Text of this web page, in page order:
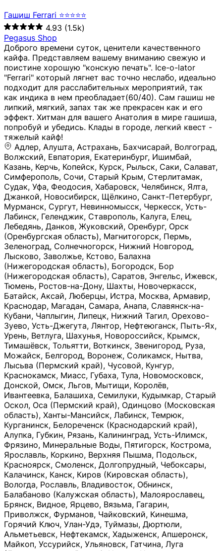
Гашиш Ferrari ⭐⭐⭐⭐⭐
4.93 (1.5k)
Pegasus Shop
Доброго времени суток, ценители качественного
кайфа. Представляем вашему вниманию свежую и
поистине хорошую "конскую печать". Ice-o-lator
"Ferrari" который лягнет вас точно неслабо, идеально
подходит для расслабительных мероприятий, так
как индика в нем преобладает(60/40). Сам гашиш не
липкий, мягкий, запах так же прекрасен как и его
эффект. Хитман для вашего Анатолия в мире гашиша,
попробуй и убедись. Клады в городе, легкий квест -
тяжелый кайф!
Адлер, Алушта, Астрахань, Бахчисарай, Волгоград, Волжский, Евпатория, Екатеринбург, Ишимбай, Казань, Керчь, Копейск, Курск, Рыльск, Саки, Салават, Симферополь, Сочи, Старый Крым, Стерлитамак, Судак, Уфа, Феодосия, Хабаровск, Челябинск, Ялта, Джанкой, Новосибирск, Щёлкино, Санкт-Петербург, Мурманск, Сургут, Невинномысск, Черкесск, Усть-Лабинск, Геленджик, Ставрополь, Калуга, Елец, Лебедянь, Данков, Жуковский, Оренбург, Орск (Оренбургская область), Магнитогорск, Пермь, Зеленоград, Солнечногорск, Нижний Новгород, Лысково, Заволжье, Кстово, Балахна (Нижегородская область), Богородск, Бор (Нижегородская область), Саратов, Энгельс, Ижевск, Тюмень, Ростов-на-Дону, Шахты, Новочеркасск, Батайск, Аксай, Люберцы, Истра, Москва, Армавир, Краснодар, Магадан, Самара, Анапа, Славянск-на-Кубани, Чаплыгин, Липецк, Нижний Тагил, Орехово-Зуево, Усть-Джегута, Лянтор, Нефтеюганск, Пыть-Ях, Урень, Ветлуга, Шахунья, Новороссийск, Крымск, Тимашёвск, Тольятти, Воткинск, Звенигород, Руза, Можайск, Белгород, Воронеж, Соликамск, Нытва, Лысьва (Пермский край), Чусовой, Кунгур, Краснокамск, Миасс, Губаха, Тула, Новомосковск, Донской, Омск, Льгов, Мытищи, Королёв, Ивантеевка, Балашиха, Семилуки, Кудымкар, Старый Оскол, Оса (Пермский край), Одинцово (Московская область), Ханты-Мансийск, Лабинск, Темрюк, Курганинск, Белореченск (Краснодарский край), Алупкa, Губкин, Рязань, Калининград, Усть-Илимск, Фрязино, Минеральные Воды, Пятигорск, Кострома, Ярославль, Коркино, Верхняя Пышма, Подольск, Красноярск, Смоленск, Долгопрудный, Чебоксары, Калачинск, Канск, Киров (Кировская область), Вологда, Рославль, Владивосток, Обнинск, Балабаново (Калужская область), Малоярославец, Брянск, Видное, Ярцево, Вязьма, Гагарин, Приволжск, Фурманов, Чайковский, Кинешма, Горячий Ключ, Улан-Удэ, Туймазы, Дюртюли, Альметьевск, Нефтекамск, Хадыженск, Апшеронск, Майкоп, Уссурийск, Ульяновск, Гатчина, Луга (Ленинградская область), Надым, Ногинск, Электросталь, Железнодорожный (Московская область), Бутурлиновка, Кириллов, Краснознаменск (Калиниградская область), Мышкин, Томмот, Холм, Абакан, Абдулино, Агидель, Агрыз, Адыгейск, Азнакаево, Алатырь, Алдан, Алейск, Александров, Александровск, Алексеевка (Белгородская обл.), Алексин, Амурск, Анадырь, Ангарск, Андреаполь, Анжеро-Судженск, Анива, Апатиты, Арамиль, Ардон, Арзамас, Аркадак, Арсеньев, Артём, Артёмовский, Архангельск, Асбест, Асино, Аткарск, Ахтубинск, Аша, Бабаево (Вологодская область), Бавлы (Республика Татарстан), Байкальск, Бакал, Баксан, Балаклава, Балаково (Саратовская область), Балашов (Саратовская область), Балтийск, Барабинск, Барнаул, Барыш (Ульяновская область), Бежецк, Белая Калитва (Ростовская область), Белебей, Белогорск (Крым), Белозерск, Белокуриха, Беломорск, Белоозёрский (Московская область), Белорецк (Республика Башкортостан), Кызыл, Белоярский (Ханты-Мансийский АО), Бердск, Березники (Пермский край), Берёзовский (Кемеровская область), Берёзовский (Свердловская область), Беслан, Бийск, Бикин, Билибино, Биробиджан, Благовещенск (Амурская область), Благовещенск (Башкортостан), Бобров, Богородицк, Боготол, Богучар, Бокситогорск (Ленинградская область), Бологое (Тверская область), Болхов, Большой Камень (Приморский край), Борисоглебск (Воронежская область), Боровичи (Новгородская область), Боровск, Бородино, Братск, Бронницы (Московская область), Бугульма (Республика Татарстан), Бугуруслан (Оренбургская область), Буинск, Буй, Буйнакск, Валдай, Валуйки, Велиж, Великие Луки, Великий Новгород, Великий Устюг, Вельск, Венёв, Верещагино, Верхнеуральск, Верхний Уфалей, Верхняя Салда, Верхняя Тура, Весьегонск, Вилючинск, Вихоревка, Вичуга, Владикавказ, Волгодонск, Волгореченск, Володарск, Волосово, Волчанск, Вольск, Воркута, Ворсма, Всеволожск (Ленинградская область), Вуктыл, Выкса, Высоковск, Высоцк, Вытегра, Вышний Волочёк, Вяземский, Вязники, Вятские Поляны, Нея, Шилка, Гаврилов Посад, Гаврилов-Ям, Гай, Галич, Гдов, Голицыно, Горно-Алтайск, Горнозаводск, Горняк, Городец, Гороховец, Гремячинск, Грозный, Грязи, Грязовец, Губкинский, Гуково, Гулькевичи, Гурьевск (Калининградская область), Гурьевск (Кемеровская область), Гусев, Гусь-Хрустальный, Давлеканово, Далматово, Дальнегорск, Дегтярск, Дедовск, Демидов, Дербент, Десногорск, Дзержинск, Дзержинский (Московская область), Дивногорск, Димитровград, Дмитровск, Дно, Добрянка, Долинск, Домодедово, Донецк (ДНР), Дорогобуж, Дрезна, Дубна, Дудинка, Духовщина, Дятьково, Егорьевск, Елабуга, Елизово, Ельня (Будет изменено название), Емва, Енисейск, Ермолино, Ершов, Ессентуки, Ефремов, Железноводск, Железногорск (Красноярский край), Железногорск (Курская область), Железногорск-Илимский, Жигулёвск, Жиздра, Жирновск, Жуков, Жуковка, Заводоуковск, Заволжск, Задонск, Заинск, Заозёрный, Заозёрск, Западная Двина, Заполярный, Зарайск, Заречный (Пензенская область), Заречный (Свердловская область), Заринск, Звенигово, Зверево, Зеленогорск ( Ленинградская обл. ), Зеленоградск, Зеленодольск, Зеленокумск, Зерноград, Зима, Змеиногорск, Зубцов, Ивангород, Иваново, Ивдель, Избербаш, Изобильный, Иланский, Инза, Инкерман, Инта, Ипатово, Искитим, Йошкар-Ола, Кадников, Калач, Калач-на-Дону, Калининск, Калтан, Калязин, Камбарка, Каменка (Пензенская область), Каменногорск (Ленинградская область), Каменск-Уральский, Каменск-Шахтинский, Камень-на-Оби, Камешково, Камышин, Канаш, Кандалакша, Карабаново, Карабаш, Карачаевск, Каргат, Каргополь, Карпинск, Карталы, Касимов, Касли, Каспийск, Катав-Ивановск, Катайск, Качканар, Кашин, Кашира, Кемерово, Кемь, Кизел, Кизилюрт, Кизляр, Кимовск, Кимры, Кингисепп, Кинель, Киреевск, Киренск, Киржач, Кириши, Кирово-Чепецк, Кировск (Ленинградская область), Кировск (Мурманская область), Кирсанов, Киселёвск, Кисловодск, Климовск, Клинцы, Княгинино, Ковдор, Ковров, Когалым, Козельск, Козьмодемьянск, Кола, Кологрив, Колпашево, Колпино, Кольчугино, Комсомольск, Комсомольск-на-Амуре, Конаково, Кондопога, Кондрово, Константиновск, Кораблино, Кореновск, Корсаков, Коряжма, Костерёво, Костомукша, Котельники, Котельниково, Котельнич, Котлас, Котовск, Кохма, Красноармейск (Московская область), Краснозаводск, Краснознаменск (Московская область), Краснокаменск, Краснослободск (Волгоградская область), Краснотурьинск, Красноуральск, Красный Сулин, Кремёнки, Кропоткин, Кубинка, Кувшиново (Тверская область), Кудрово, Кулебаки, Кумертау, Курлово, Куровское, Куртамыш, Курчатов, Куса, Кушва, Кыштым, Лабытнанги, Лагань, Лаишево (Республика Татарстан), Лакинск, Лангепас, Лахденпохья, Ленинск-Кузнецкий, Ленск (Республика Саха), Лермонтов (Ставропольский край), Лесозаводск (Приморский край), Лесосибирск, Ливны (Орловская область), Ликино-Дулёво, Липки (Тульская область), Лиски (Воронежская область), Лихославль, Лодейное Поле, Ломоносов (Санкт-Петербург), Лосино-Петровский, Лукоянов, Луховицы, Лыткарино, Любань (Ленинградская область), Любим, Людиново, Магас, Майский, Макаров, Малая Вишера, Малгобек, Мамадыш, Мамоново, Мантурово, Маркс, Махачкала, Мглин, Мегион, Медвежьегорск, Медногорск, Медынь, Меленки, Мелеуз, Менделеевск, Мещовск, Микунь, Миллерово, Минусинск, Миньяр, Мирный (Архангельская область), Мирный (Якутия), Михайловка (Город), Михайловск (Свердловская область), Михайловск (Ставропольский край), Могоча, Можга, Моздок, Мончегорск, Морозовск, Моршанск, Мосальск, Муравленко, Мурино, Муром, Мценск, Мыски, Набережные Челны, Навашино (Нижегородская область), Назарово (Красноярский край), Назрань, Нальчик, Наро-Фоминск, Нарткала, Нарьян-Мар, Находка, Невель (Псковская область), Невельск, Невьянск, Нелидово (Тверская область), Неман, Нерехта (Костромская область), Нерюнгри, Нестеров, Нефтегорск (Самарская область), Нефтекумск, Нижневартовск, Нижнекамск (Республика Татарстан), Нижнеудинск, Нижние Серги, Нижний Ломов, Нижняя Тура, Николаевск-на-Амуре, Никольск (Вологодская область), Никольск (Пензенская область), Новая Ладога, Новая Ляля, Новоалександровск, Новоалтайск, Нововоронеж, Новодвинск, Новозыбков, Новокубанск, Новокуйбышевск, Новомичуринск, Новопавловск, Новоржев, Новосокольники, Новотроицк, Новоульяновск, Новоуральск, Новохопёрск, Новочебоксарск, Новошахтинск, Новый Оскол, Новый Уренгой, Норильск, Нурлат, Нягань, Нязепетровск, Няндома, Облучье, Обоянь, Озёрск (Калининградская область), Озёрск (Челябинская область), Озёры, Октябрьск (Самарская область), Октябрьский (Башкортостан), Окуловка (Новгородская область), Оленегорск, Олонец, Онега, Опочка, Осинники, Осташков, Остров, Острогожск, Отрадный, Оха, Павлово, Павловск (Воронежская область), Павловск (Санкт-Петербург), Павловский Посад, Партизанск, Певек, Пенза, Первоуральск, Перевоз, Пересвет, Переславль-Залесский, Пестово (Новгородская область), Петрозаводск, Петропавловск-Камчатский, Печоры, Пикалёво, Пионерский, Питкяранта, Плавск, Плёс, Подпорожье, Покачи, Покров, Покровск, Полесск, Полысаево, Полярные Зори, Полярный, Поронайск, Порхов, Похвистнево, Почеп, Починок, Пошехонье, Правдинск, Приморск (Калининградская область), Приморско-Ахтарск, Приозерск, Прокопьевск, Протвино, Прохладный, Пугачёв, Пудож, Пустошка, Пушкино, Пущино, Пыталово, Радужный (Владимирская область), Радужный (Ханты-Мансийский АО), Райчихинск, Раменское, Рассказово, Ревда, Реж, Реутов, Родники, Россошь, Ростов (Ярославская обл.), Рошаль, Ртищево, Рубцовск, Рузаевка, Рыбинск, Рыбное, Ряжск, Салехард, Сальск, Саранск, Сарапул, Саров, Сасово, Сатка, Сафоново, Саяногорск, Саянск, Светлогорск, Светлоград, Светлый, Светогорск (Ленинградская область), Свободный, Себеж, Северобайкальск, Северодвинск, Североуральск, Сегежа, Семикаракорск, Сенгилей, Серафимович, Сергач, Сергиев Посад, Сердобск, Сертолово (Ленинградская область), Сестрорецк (Ленинградская область), Сибай, Скопин, Славгород, Сланцы, Слободской, Слюдянка, Собинка, Советск (Кировская область), Советск (Калининградская область), Советск (Тульская область), Советская Гавань, Советский (Ханты-Мансийский АО), Сокол (Вологодская область), Солигалич, Соль-Илецк, Сольцы, Сортавала, Сосенский, Сосновоборск, Сосновый Бор (Ленинградская область), Сосногорск, Спас-Клепики, Спасск-Рязанский, С